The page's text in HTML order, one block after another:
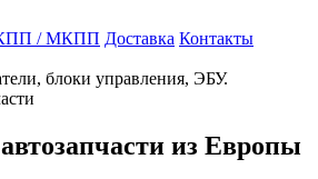
/ МКПП Доставка Контакты
из Европы